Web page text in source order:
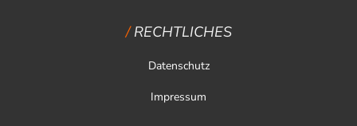
RECHTLICHES
Datenschutz
Impressum